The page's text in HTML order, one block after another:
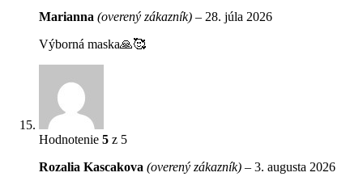
Marianna (overený zákazník) – 28. júla 2026
Výborná maska🙏🥰
Hodnotenie 5 z 5
Rozalia Kascakova (overený zákazník) – 3. augusta 2026